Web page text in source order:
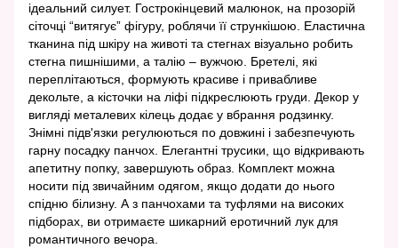
ідеальний силует. Гострокінцевий малюнок, на прозорій
сіточці “витягує” фігуру, роблячи її стрункішою. Еластична
тканина під шкіру на животі та стегнах візуально робить
стегна пишнішими, а талію – вужчою. Бретелі, які
переплітаються, формують красиве і привабливе
декольте, а кісточки на ліфі підкреслюють груди. Декор у
вигляді металевих кілець додає у вбрання родзинку.
Знімні підв'язки регулюються по довжині і забезпечують
гарну посадку панчох. Елегантні трусики, що відкривають
апетитну попку, завершують образ. Комплект можна
носити під звичайним одягом, якщо додати до нього
спідню білизну. А з панчохами та туфлями на високих
підборах, ви отримаєте шикарний еротичний лук для
романтичного вечора.